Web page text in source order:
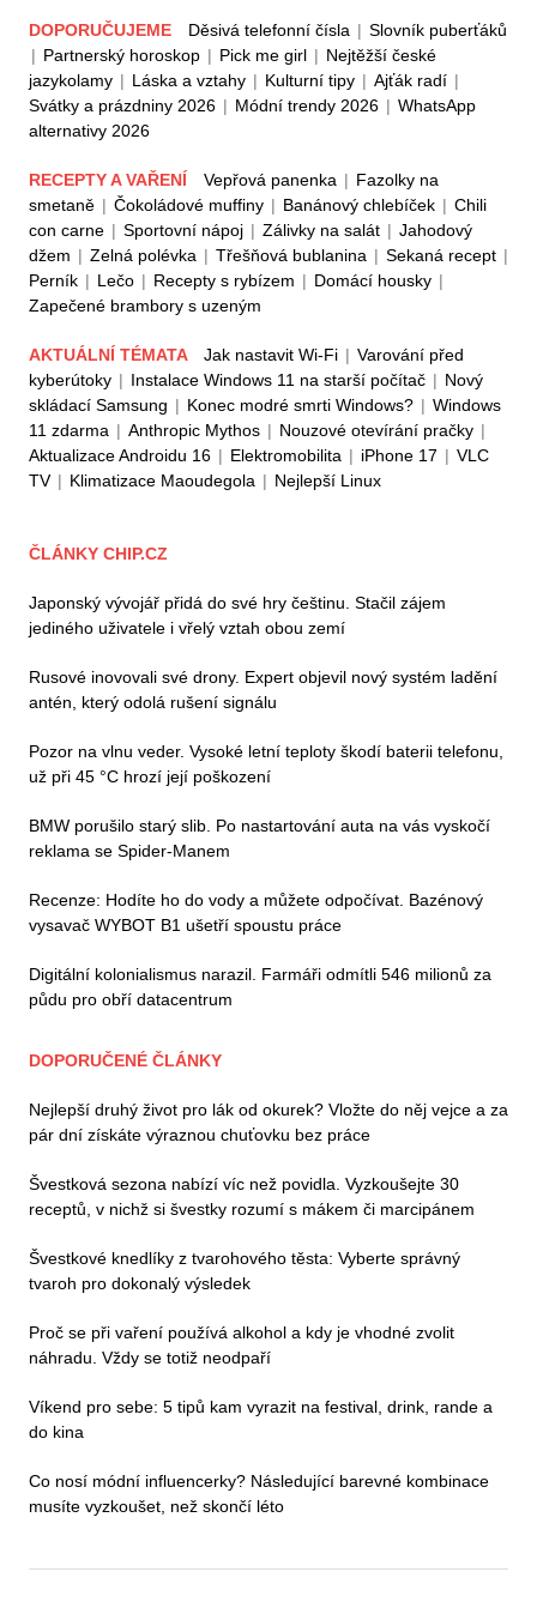
DOPORUČUJEME Děsivá telefonní čísla | Slovník puberťáků
| Partnerský horoskop | Pick me girl | Nejtěžší české
jazykolamy | Láska a vztahy | Kulturní tipy | Ajťák radí |
Svátky a prázdniny 2026 | Módní trendy 2026 | WhatsApp
alternativy 2026
RECEPTY A VAŘENÍ Vepřová panenka | Fazolky na
smetaně | Čokoládové muffiny | Banánový chlebíček | Chili
con carne | Sportovní nápoj | Zálivky na salát | Jahodový
džem | Zelná polévka | Třešňová bublanina | Sekaná recept |
Perník | Lečo | Recepty s rybízem | Domácí housky |
Zapečené brambory s uzeným
AKTUÁLNÍ TÉMATA Jak nastavit Wi-Fi | Varování před
kyberútoky | Instalace Windows 11 na starší počítač | Nový
skládací Samsung | Konec modré smrti Windows? | Windows
11 zdarma | Anthropic Mythos | Nouzové otevírání pračky |
Aktualizace Androidu 16 | Elektromobilita | iPhone 17 | VLC
TV | Klimatizace Maoudegola | Nejlepší Linux
ČLÁNKY CHIP.CZ
Japonský vývojář přidá do své hry češtinu. Stačil zájem
jediného uživatele i vřelý vztah obou zemí
Rusové inovovali své drony. Expert objevil nový systém ladění
antén, který odolá rušení signálu
Pozor na vlnu veder. Vysoké letní teploty škodí baterii telefonu,
už při 45 °C hrozí její poškození
BMW porušilo starý slib. Po nastartování auta na vás vyskočí
reklama se Spider-Manem
Recenze: Hodíte ho do vody a můžete odpočívat. Bazénový
vysavač WYBOT B1 ušetří spoustu práce
Digitální kolonialismus narazil. Farmáři odmítli 546 milionů za
půdu pro obří datacentrum
DOPORUČENÉ ČLÁNKY
Nejlepší druhý život pro lák od okurek? Vložte do něj vejce a za
pár dní získáte výraznou chuťovku bez práce
Švestková sezona nabízí víc než povidla. Vyzkoušejte 30
receptů, v nichž si švestky rozumí s mákem či marcipánem
Švestkové knedlíky z tvarohového těsta: Vyberte správný
tvaroh pro dokonalý výsledek
Proč se při vaření používá alkohol a kdy je vhodné zvolit
náhradu. Vždy se totiž neodpaří
Víkend pro sebe: 5 tipů kam vyrazit na festival, drink, rande a
do kina
Co nosí módní influencerky? Následující barevné kombinace
musíte vyzkoušet, než skončí léto